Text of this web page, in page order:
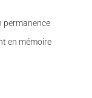
permanence
en mémoire